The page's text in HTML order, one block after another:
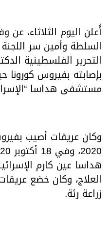
أُعلن اليوم الثلاثاء،
السلطة وأمين سر
التحرير الفلسطينية
بإصابته بفيروس
مستشفى هداسا
هداسا عين كارم
زراعة رئة.